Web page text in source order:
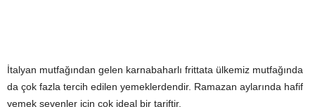
İtalyan mutfağından gelen karnabaharlı frittata ülkemiz mutfağında
da çok fazla tercih edilen yemeklerdendir. Ramazan aylarında hafif
yemek sevenler için çok ideal bir tariftir.